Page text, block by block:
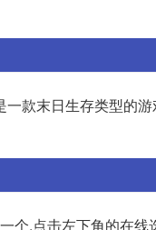
款末日生存类型的
个,点击左下角的在线